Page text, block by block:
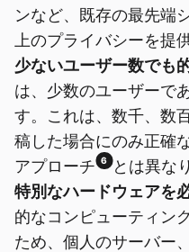
ンなど、既存の最先端
上のプライバシーを提
少ないユーザー数でも
は、少数のユーザーで
す。これは、数千、数
稿した場合にのみ正確
アプローチ 6 とは異な
特別なハードウェアを
的なコンピューティン
ため、個人のサーバー